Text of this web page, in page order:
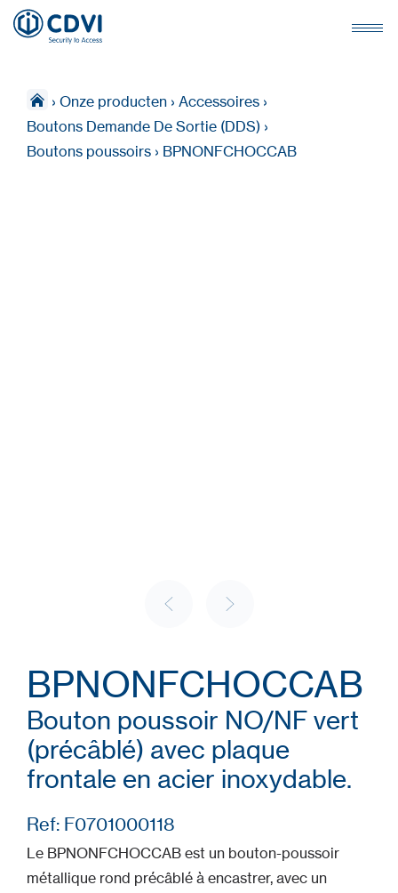
› Onze producten › Accessoires ›
Boutons Demande De Sortie (DDS) ›
Boutons poussoirs › BPNONFCHOCCAB
BPNONFCHOCCAB
Bouton poussoir NO/NF vert
(précâblé) avec plaque
frontale en acier inoxydable.
Ref: F0701000118
Le BPNONFCHOCCAB est un bouton-poussoir
métallique rond précâblé à encastrer, avec un